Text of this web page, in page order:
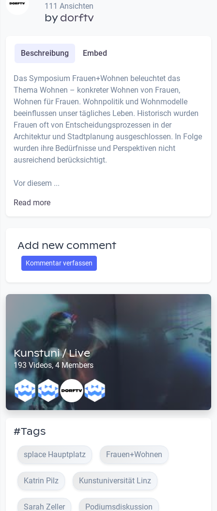
111 Ansichten
bydorftv
Beschreibung Embed
Das Symposium Frauen+Wohnen beleuchtet das
Thema Wohnen – konkreter Wohnen von Frauen,
Wohnen für Frauen. Wohnpolitik und Wohnmodelle
beeinflussen unser tägliches Leben. Historisch wurden
Frauen oft von Entscheidungsprozessen in der
Architektur und Stadtplanung ausgeschlossen. In Folge
wurden ihre Bedürfnisse und Perspektiven nicht
ausreichend berücksichtigt.
Vor diesem ...
Read more
Add new comment
Kommentar verfassen
Kunstuni / Live
193 Videos, 4 Members
#Tags
splace Hauptplatz Frauen+Wohnen
Katrin Pilz Kunstuniversität Linz
Sarah Zeller Podiumsdiskussion